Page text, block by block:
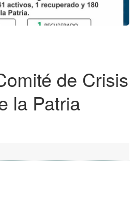
de Crisis
la Patria